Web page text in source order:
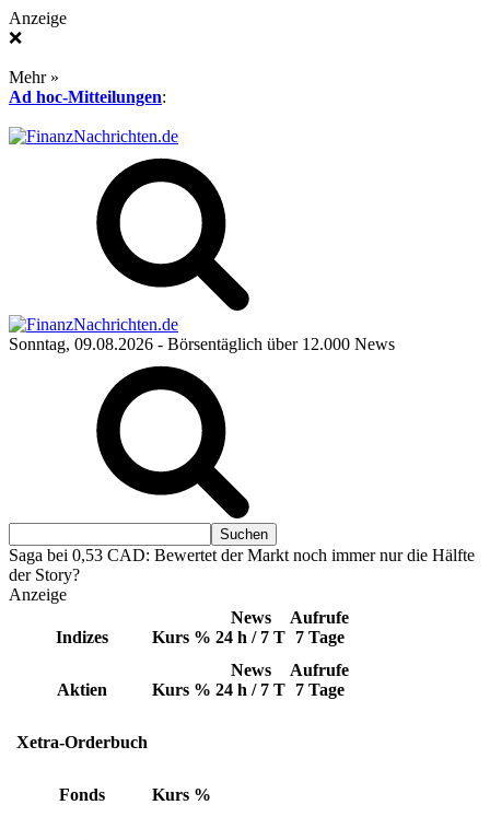
Anzeige
❌
Mehr »
Ad hoc-Mitteilungen:
Sonntag, 09.08.2026 - Börsentäglich über 12.000 News
Saga bei 0,53 CAD: Bewertet der Markt noch immer nur die Hälfte
der Story?
Anzeige
Indizes Kurs %
News
24 h / 7 T
Aufrufe
7 Tage
Aktien Kurs %
News
24 h / 7 T
Aufrufe
7 Tage
Xetra-Orderbuch
Fonds Kurs %